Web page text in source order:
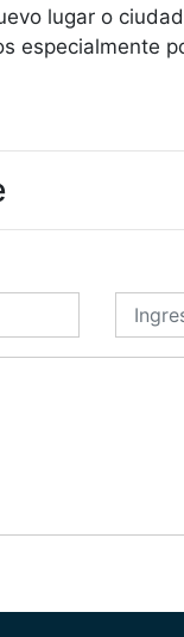
lugar o
especialmente